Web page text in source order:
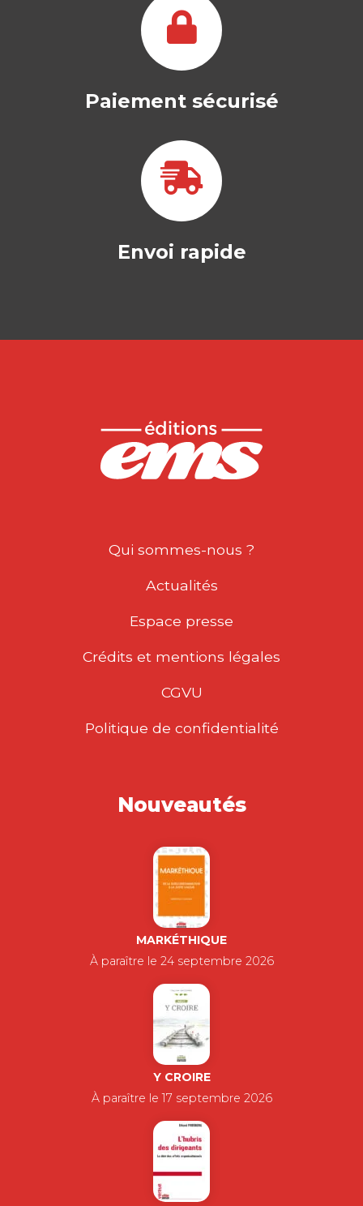
de la transformation permanente. Là où
25,00
Paiement sécurisé
Envoi rapide
Qui sommes-nous ?
Actualités
Espace presse
Crédits et mentions légales
CGVU
Politique de confidentialité
Nouveautés
MARKÉTHIQUE
À paraître le 24 septembre 2026
Y CROIRE
À paraître le 17 septembre 2026